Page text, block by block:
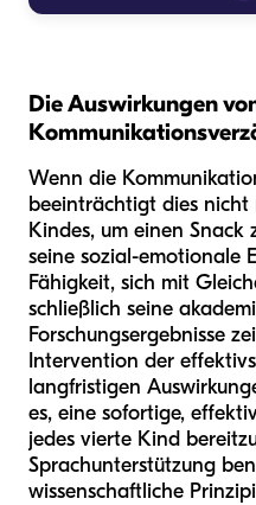
Die Auswirkungen
Wenn die
beeinträchtigt dies nicht
Kindes, um einen
seine sozial-emotionale
Fähigkeit, sich mit
schließlich seine
Forschungsergebnisse
Intervention der
langfristigen
es, eine sofortige,
jedes vierte Kind
Sprachunterstützung
wissenschaftliche